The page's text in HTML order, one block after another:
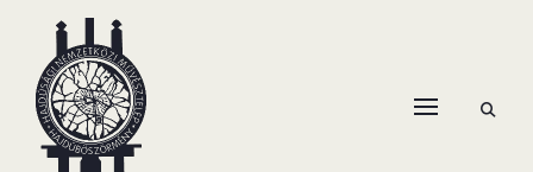
content
HANEMA – Hajdúsági Nemzetközi Művésztelep
open